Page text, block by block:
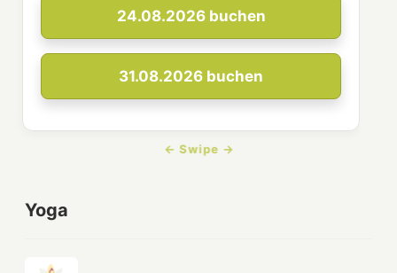
24.08.2026buchen
31.08.2026 buchen
Yoga